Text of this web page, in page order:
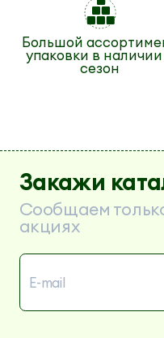
Большой
упаковки в
сезон
Закажи
Сообщаем
акциях